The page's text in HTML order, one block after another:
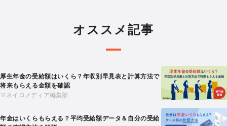
オススメ記事
厚生年金の受給額はいくら？年収別早見表と計算方法で
将来もらえる金額を確認
マネイロメディア編集部
年金はいくらもらえる？平均受給額データ＆自分の受給